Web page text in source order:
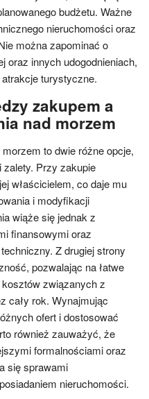
budżetu. Ważne
nieruchomości oraz
można zapominać o
oraz innych udogodnieniach,
turystyczne.
zakupem a
nad morzem
to dwie różne opcje,
Przy zakupie
właścicielem, co daje mu
i modyfikacji
wiąże się jednak z
finansowymi oraz
Z drugiej strony
pozwalając na łatwe
związanych z
cały rok. Wynajmując
ofert i dostosować
również zauważyć, że
formalnościami oraz
się sprawami
nieruchomości.